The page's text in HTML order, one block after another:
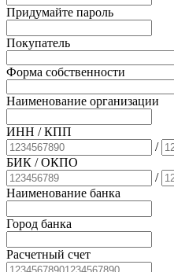
Придумайте пароль
Покупатель
Форма собственности
Наименование организации
ИНН / КПП
/
БИК / ОКПО
/
Наименование банка
Город банка
Расчетный счет